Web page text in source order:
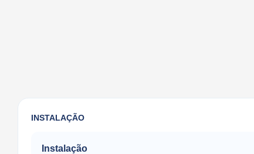
INSTALAÇÃO
Instalação